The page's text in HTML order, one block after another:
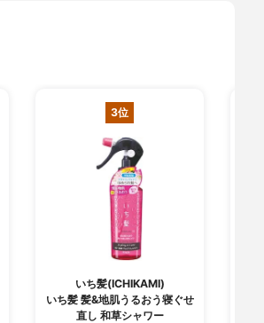
3位
いち髪(ICHIKAMI)
いち髪 髪&地肌うるおう寝ぐせ
直し 和草シャワー